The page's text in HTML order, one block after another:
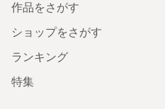
作品をさがす
ショップをさがす
ランキング
特集